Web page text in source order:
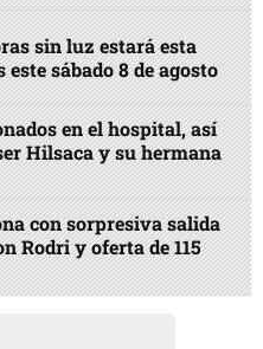
sin luz estará esta
sábado 8 de agosto
en el hospital, así
Hilsaca y su hermana
con sorpresiva salida
Rodri y oferta de 115